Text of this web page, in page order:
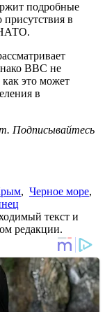
подробные
в
НАТО.
BBC не
это может
в
Подписывайтесь
, Черное море,
текст и
редакции.